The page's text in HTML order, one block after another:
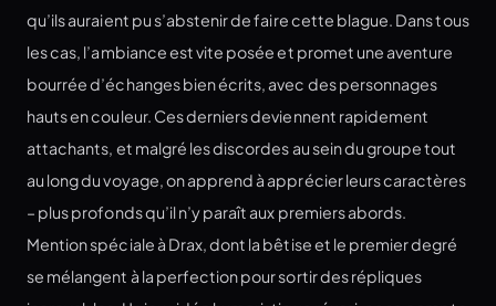
qu’ils auraient pu s’abstenir de faire cette blague. Dans tous
les cas, l’ambiance est vite posée et promet une aventure
bourrée d’échanges bien écrits, avec des personnages
hauts en couleur. Ces derniers deviennent rapidement
attachants, et malgré les discordes au sein du groupe tout
au long du voyage, on apprend à apprécier leurs caractères
– plus profonds qu’il n’y paraît aux premiers abords.
Mention spéciale à Drax, dont la bêtise et le premier degré
se mélangent à la perfection pour sortir des répliques